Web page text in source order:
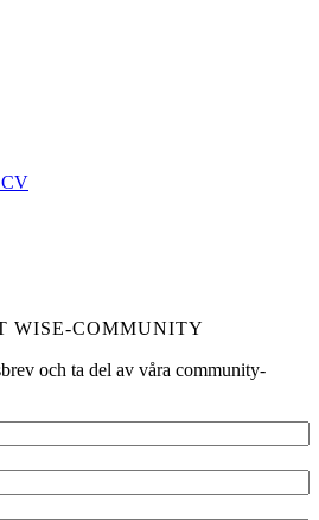
CV
WISE-COMMUNITY
och ta del av våra community-